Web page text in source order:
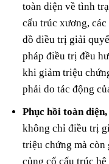
toàn diện về tình
cấu trúc xương,
đồ điều trị giải
pháp điều trị đều
khi giảm triệu
phải do tác động
Phục hồi toàn
không chỉ điều trị
triệu chứng mà
củng cố cấu trúc